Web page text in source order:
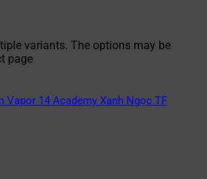
variants. The options may be
page
Vapor 14 Academy Xanh Ngọc TF